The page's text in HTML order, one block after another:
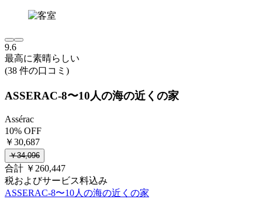
9.6
最高に素晴らしい
(38 件の口コミ)
ASSERAC-8〜10人の海の近くの家
Assérac
10% OFF
￥30,687
￥34,096
合計 ￥260,447
税およびサービス料込み
ASSERAC-8〜10人の海の近くの家